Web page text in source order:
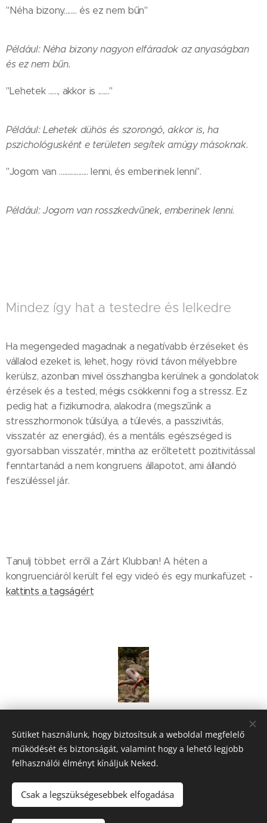
"Néha bizony........ és ez nem bűn"
Például: Néha bizony nagyon elfáradok az anyaságban
és ez nem bűn.
"Lehetek ......, akkor is ......."
Például: Lehetek dühös és szorongó, akkor is, ha
pszichológusként e területen segítek amúgy másoknak.
"Jogom van .................. lenni, és emberinek lenni".
Például: Jogom van rosszkedvűnek, emberinek lenni.
Mindez így hat a testedre és lelkedre
Ha megengeded magadnak a negatívabb érzéseket és
vállalod ezeket is, lehet, hogy rövid távon mélyebbre
kerülsz, azonban mivel összhangba kerülnek a gondolatok
érzések és a tested, mégis csökkenni fog a stressz. Ez
pedig hat a fizikumodra, alakodra (megszűnik a
stresszhormonok túlsúlya, a túlevés, a passzivitás,
visszatér az energiád), és a mentális egészséged is
gyorsabban visszatér, mintha az erőltetett pozitivitással
fenntartanád a nem kongruens állapotot, ami állandó
feszüléssel jár.
Tanulj többet erről a Zárt Klubban! A héten a
kongruenciáról került fel egy videó és egy munkafüzet -
kattints a tagságért
Hámori Blanka EV, 1101 Csákó köz 14. Bp, +36-20-235-9758
TikTok
Instagram
Sütiket használunk, hogy biztosítsuk a weboldal megfelelő
működését és biztonságát, valamint hogy a lehető legjobb
felhasználói élményt kínáljuk Neked.
Csak a legszükségesebbek elfogadása